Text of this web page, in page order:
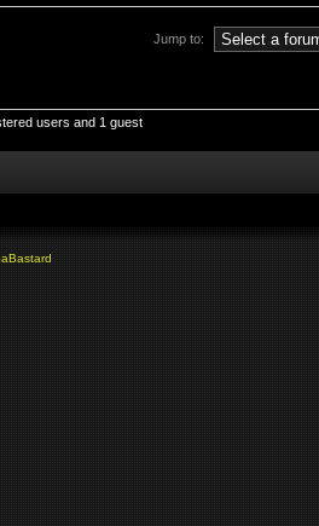
Jump to:
users and 1 guest
Bastard